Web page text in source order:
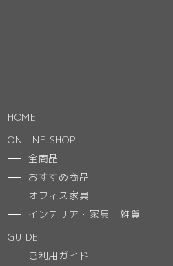
HOME
ONLINE SHOP
全商品
おすすめ商品
オフィス家具
インテリア・家具・雑貨
GUIDE
ご利用ガイド